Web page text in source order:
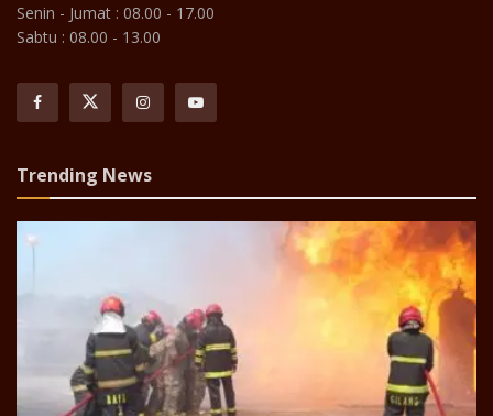
Senin - Jumat : 08.00 - 17.00
Sabtu : 08.00 - 13.00
Trending News